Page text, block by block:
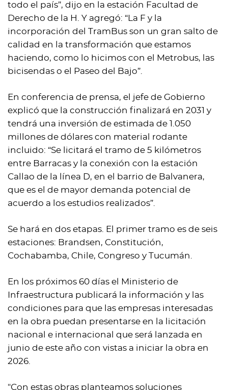
todo el país”, dijo en la estación Facultad de
Derecho de la H. Y agregó: “La F y la
incorporación del TramBus son un gran salto de
calidad en la transformación que estamos
haciendo, como lo hicimos con el Metrobus, las
bicisendas o el Paseo del Bajo”.
En conferencia de prensa, el jefe de Gobierno
explicó que la construcción finalizará en 2031 y
tendrá una inversión de estimada de 1.050
millones de dólares con material rodante
incluido: “Se licitará el tramo de 5 kilómetros
entre Barracas y la conexión con la estación
Callao de la línea D, en el barrio de Balvanera,
que es el de mayor demanda potencial de
acuerdo a los estudios realizados”.
Se hará en dos etapas. El primer tramo es de seis
estaciones: Brandsen, Constitución,
Cochabamba, Chile, Congreso y Tucumán.
En los próximos 60 días el Ministerio de
Infraestructura publicará la información y las
condiciones para que las empresas interesadas
en la obra puedan presentarse en la licitación
nacional e internacional que será lanzada en
junio de este año con vistas a iniciar la obra en
2026.
"Con estas obras planteamos soluciones